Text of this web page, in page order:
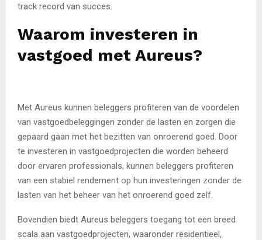
track record van succes.
Waarom investeren in
vastgoed met Aureus?
Met Aureus kunnen beleggers profiteren van de voordelen
van vastgoedbeleggingen zonder de lasten en zorgen die
gepaard gaan met het bezitten van onroerend goed. Door
te investeren in vastgoedprojecten die worden beheerd
door ervaren professionals, kunnen beleggers profiteren
van een stabiel rendement op hun investeringen zonder de
lasten van het beheer van het onroerend goed zelf.
Bovendien biedt Aureus beleggers toegang tot een breed
scala aan vastgoedprojecten, waaronder residentieel,